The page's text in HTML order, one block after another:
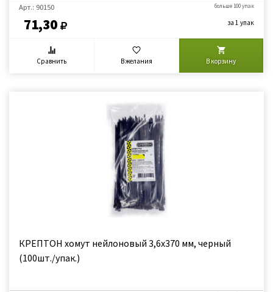
Арт.: 90150
71,30
больше 100 упак
за 1 упак
Сравнить В желания В корзину
КРЕПТОН хомут нейлоновый 3,6х370 мм, черный
(100шт./упак.)